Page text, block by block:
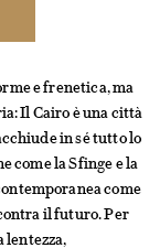
e frenetica, ma
Il Cairo è una città
in sé tutto lo
come la Sfinge e la
come
il futuro. Per
lentezza,